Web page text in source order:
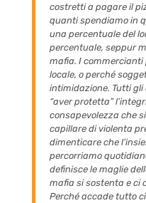
costretti a pagare il
quanti spendiamo in
una percentuale del
percentuale, seppur
mafia. I commercianti
locale, o perché
intimidazione. Tutti
“aver protetta”
consapevolezza che
capillare di violenta
dimenticare che
percorriamo
definisce le maglie
mafia si sostenta e ci
Perché accade tutto